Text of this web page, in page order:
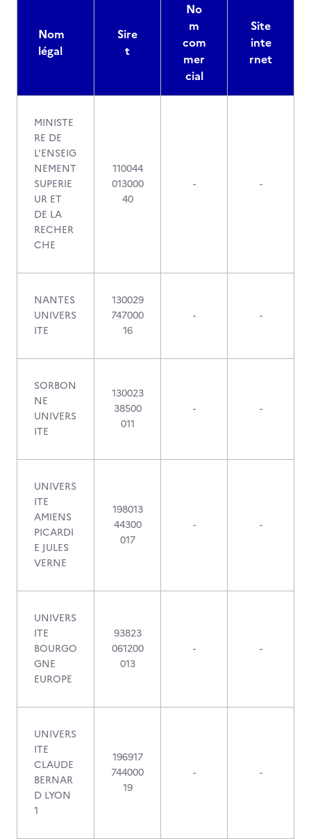
Nom
légal
Sire
t
No
m
com
mer
cial
Site
inte
rnet
MINISTE
RE DE
L'ENSEIG
NEMENT
SUPERIE
UR ET
DE LA
RECHER
CHE
110044
013000
40
- -
NANTES
UNIVERS
ITE
130029
747000
16
- -
SORBON
NE
UNIVERS
ITE
130023
38500
011
- -
UNIVERS
ITE
AMIENS
PICARDI
E JULES
VERNE
198013
44300
017
- -
UNIVERS
ITE
BOURGO
GNE
EUROPE
93823
061200
013
- -
UNIVERS
ITE
CLAUDE
BERNAR
D LYON
1
196917
744000
19
- -